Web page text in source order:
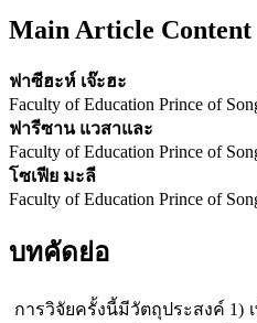
Main Article Content
ฟาซีฮะห์ เจ๊ะฮะ
Faculty of Education Prince of
ฟารีซาน แวสาและ
Faculty of Education Prince of
โซเฟีย มะลี
Faculty of Education Prince of
บทคัดย่อ
การวิจัยครั้งนี้มีวัตถุประสงค์ 1)